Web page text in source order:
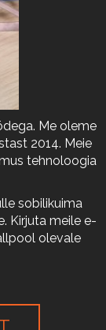
Me oleme
2014. Meie
tehnoloogia
sobilikuima
Kirjuta meile e-
olevale